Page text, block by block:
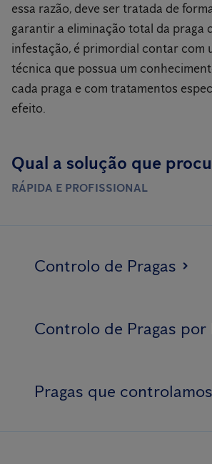
essa razão, deve ser tratada de
garantir a eliminação total da praga
infestação, é primordial contar com
técnica que possua um
cada praga e com tratamentos
efeito.
Qual a solução que
RÁPIDA E PROFISSIONAL
Controlo de Pragas
Controlo de Pragas
Pragas que controlamos